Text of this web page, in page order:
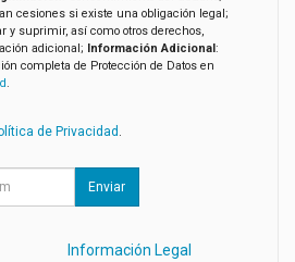
cesiones si existe una obligación legal;
y suprimir, así como otros derechos,
adicional;
Información Adicional :
completa de Protección de Datos en
.
de Privacidad
Enviar
Información Legal